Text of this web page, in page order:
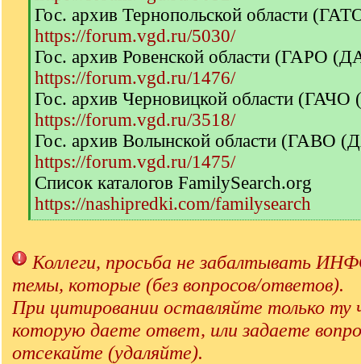
Гос. архив Тернопольской области
https://forum.vgd.ru/5030/
Гос. архив Ровенской области (ГАРО
https://forum.vgd.ru/1476/
Гос. архив Черновицкой области
https://forum.vgd.ru/3518/
Гос. архив Волынской области (ГАВО
https://forum.vgd.ru/1475/
Список каталогов FamilySearch.org
https://nashipredki.com/familysearch
[
]
Коллеги, просьба не забалтывать
темы, которые (без вопросов/ответов).
При цитировании оставляйте только ту
которую даете ответ, или задаете
отсекайте (удаляйте).